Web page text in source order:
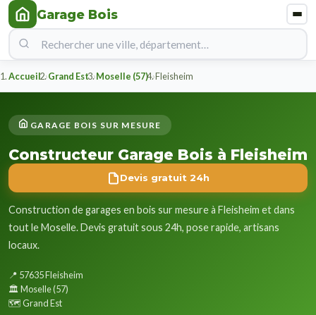
Garage Bois
Accueil Grand Est Moselle (57) Fleisheim
GARAGE BOIS SUR MESURE
Constructeur Garage Bois à Fleisheim
Devis gratuit 24h
Construction de garages en bois sur mesure à Fleisheim et dans
tout le Moselle. Devis gratuit sous 24h, pose rapide, artisans
locaux.
📍 57635 Fleisheim
🏛️ Moselle (57)
🗺️ Grand Est